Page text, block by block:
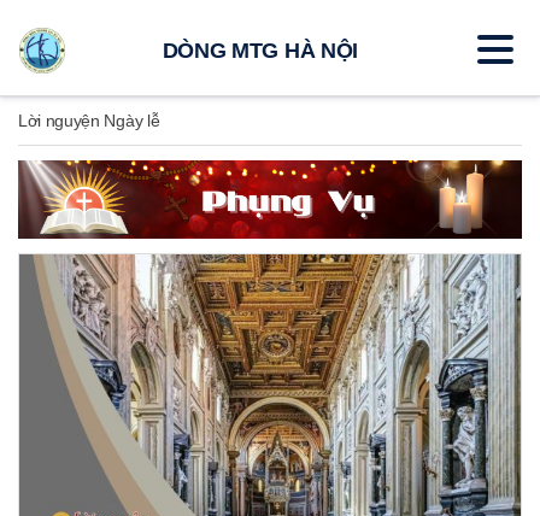
Lời nguyện Ngày lễ
DÒNG MTG HÀ NỘI